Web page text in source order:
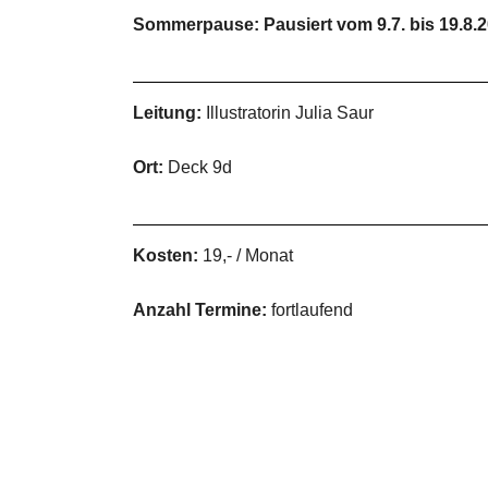
Sommerpause: Pausiert vom 9.7. bis
Leitung: Illustratorin Julia Saur
Ort: Deck 9d
Kosten: 19,- / Monat
Anzahl Termine: fortlaufend